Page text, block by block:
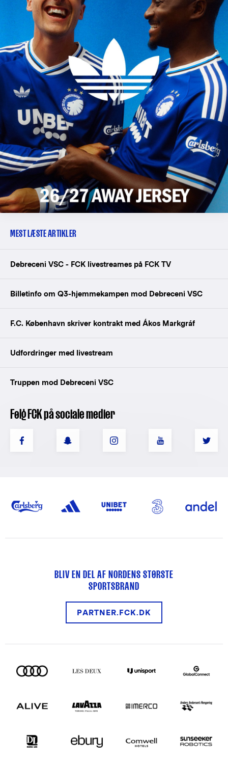
MEST LÆSTE ARTIKLER
Debreceni VSC - FCK livestreames på FCK TV
Billetinfo om Q3-hjemmekampen mod Debreceni VSC
F.C. København skriver kontrakt med Ákos Markgráf
Udfordringer med livestream
Truppen mod Debreceni VSC
Følg FCK på sociale medier
BLIV EN DEL AF NORDENS STØRSTE
SPORTSBRAND
PARTNER.FCK.DK